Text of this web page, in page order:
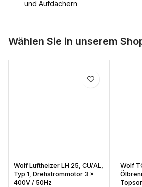
und Aufdächern
Wählen Sie in unserem
Wolf Luftheizer LH 25, CU/AL,
Typ 1, Drehstrommotor 3 x
400V / 50Hz
Wolf